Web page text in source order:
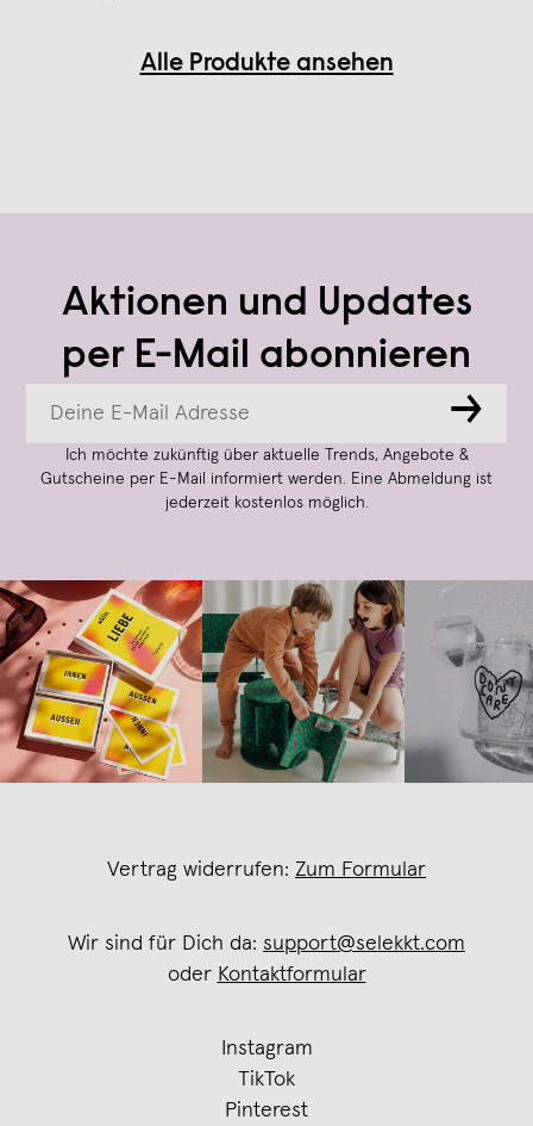
Alle Produkte ansehen
Aktionen und Updates
per E-Mail abonnieren
→
Ich möchte zukünftig über aktuelle Trends, Angebote &
Gutscheine per E-Mail informiert werden. Eine Abmeldung ist
jederzeit kostenlos möglich.
Vertrag widerrufen: Zum Formular
Wir sind für Dich da: support@selekkt.com
oder Kontaktformular
Instagram
TikTok
Pinterest